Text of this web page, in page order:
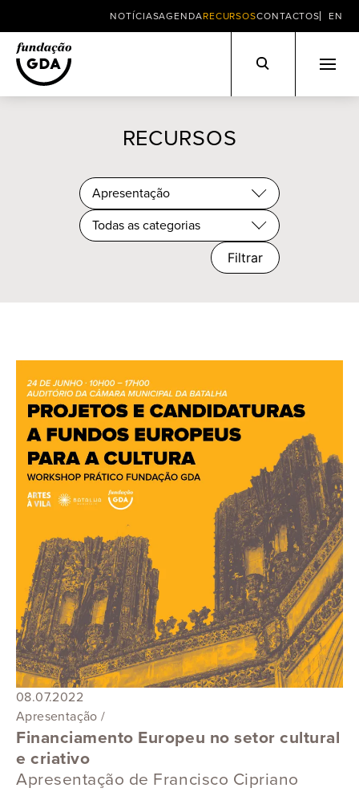
NOTÍCIASAGENDARECURSOSCONTACTOS EN
RECURSOS
Apresentação
Todas as categorias
Filtrar
08.07.2022
Apresentação /
Financiamento Europeu no setor cultural
e criativo
Apresentação de Francisco Cipriano